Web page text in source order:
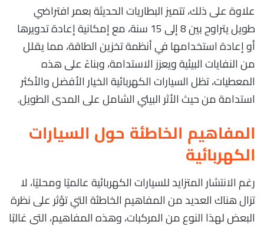
علاوة على ذلك، تتميز البطاريات الحديثة بعمر افتراضي
طويل يتراوح بين 8 إلى 15 سنة، مع إمكانية إعادة تدويرها
أو إعادة استخدامها في أنظمة تخزين الطاقة، مما يقلل
من النفايات البيئية ويعزز الاستدامة، وبناءً على هذه
المعطيات، تظل السيارات الكهربائية الخيار الأفضل والأكثر
استدامة من حيث الأثر البيئي الشامل على المدى الطويل.
المفاهيم الخاطئة حول السيارات
الكهربائية
رغم الانتشار المتزايد للسيارات الكهربائية عالميًا ومحليًا، لا
تزال هناك العديد من المفاهيم الخاطئة التي تؤثر على نظرة
البعض لهذا النوع من المركبات، وهذه المفاهيم، التي غالبًا